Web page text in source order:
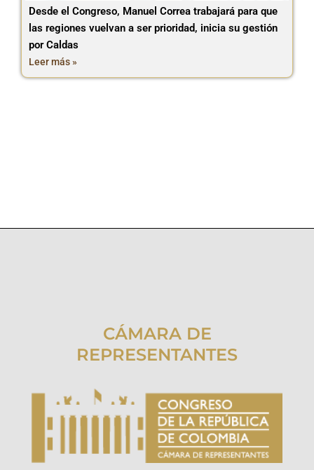
Desde el Congreso, Manuel Correa trabajará para que
las regiones vuelvan a ser prioridad, inicia su gestión
por Caldas
Leer más »
CÁMARA DE
REPRESENTANTES